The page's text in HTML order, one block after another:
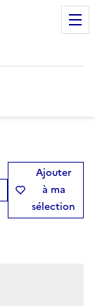
Ajouter
à ma
sélection